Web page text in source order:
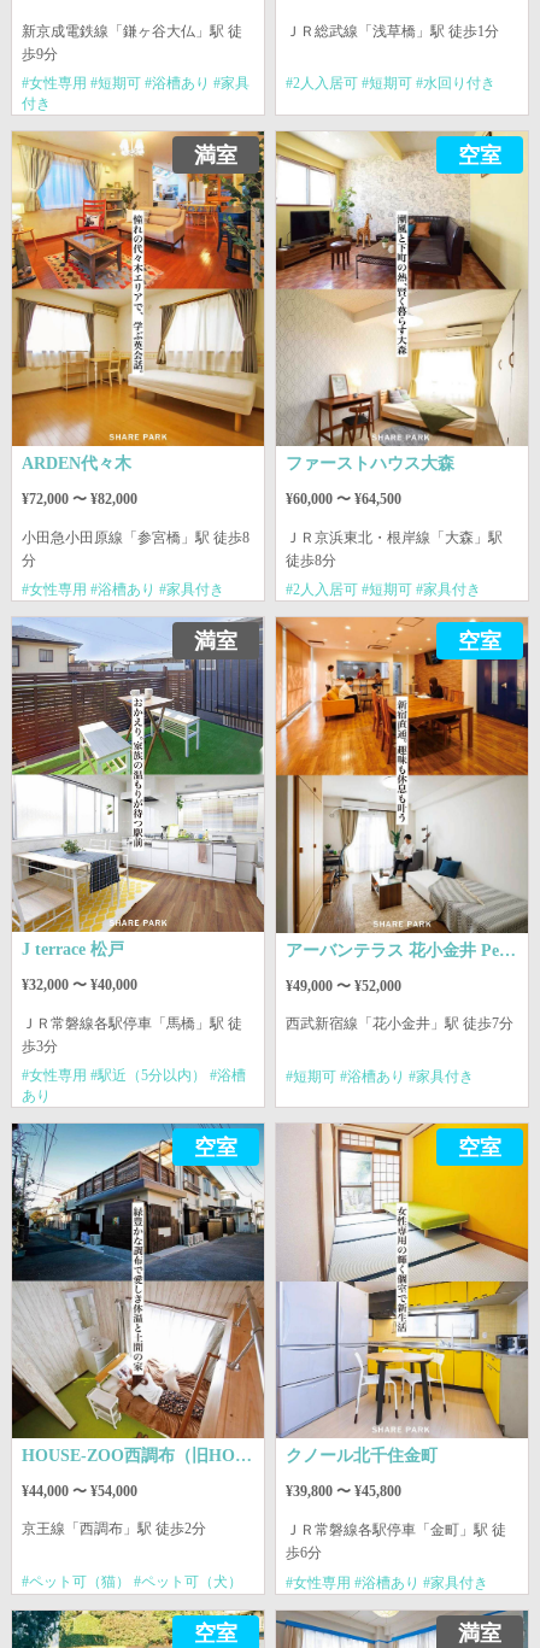
新京成電鉄線 「鎌ヶ谷大仏」駅 徒
歩9分
#女性専用 #短期可 #浴槽あり #家具
付き
ＪＲ総武線 「浅草橋」駅 徒歩1分
#2人入居可 #短期可 #水回り付き
ARDEN代々木
¥72,000 〜 ¥82,000
小田急小田原線 「参宮橋」駅 徒歩8
分
#女性専用 #浴槽あり #家具付き
満室
ファーストハウス大森
¥60,000 〜 ¥64,500
ＪＲ京浜東北・根岸線 「大森」駅
徒歩8分
#2人入居可 #短期可 #家具付き
空室
J terrace 松戸
¥32,000 〜 ¥40,000
ＪＲ常磐線各駅停車 「馬橋」駅 徒
歩3分
#女性専用 #駅近（5分以内） #浴槽
あり
満室
アーバンテラス 花小金井 Pedal
¥49,000 〜 ¥52,000
西武新宿線 「花小金井」駅 徒歩7分
#短期可 #浴槽あり #家具付き
空室
HOUSE-ZOO西調布（旧HOUSE-ZOO弐番館）
¥44,000 〜 ¥54,000
京王線 「西調布」駅 徒歩2分
#ペット可（猫） #ペット可（犬）
空室
クノール北千住金町
¥39,800 〜 ¥45,800
ＪＲ常磐線各駅停車 「金町」駅 徒
歩6分
#女性専用 #浴槽あり #家具付き
空室
空室 満室